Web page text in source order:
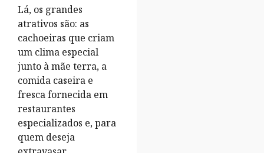
Lá, os grandes
atrativos são: as
cachoeiras que criam
um clima especial
junto à mãe terra, a
comida caseira e
fresca fornecida em
restaurantes
especializados e, para
quem deseja